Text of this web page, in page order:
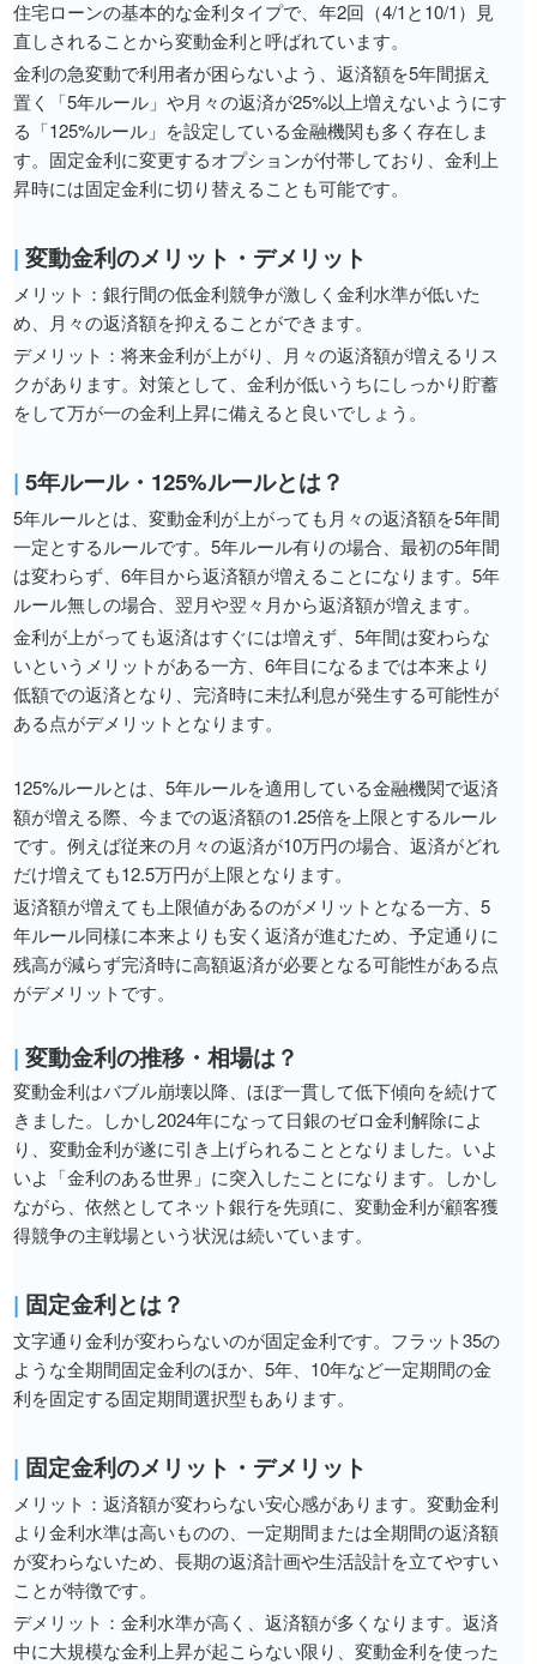
住宅ローンの基本的な金利タイプで、年2回（4/1と10/1）見
直しされることから変動金利と呼ばれています。
金利の急変動で利用者が困らないよう、返済額を5年間据え
置く「5年ルール」や月々の返済が25%以上増えないようにす
る「125%ルール」を設定している金融機関も多く存在しま
す。固定金利に変更するオプションが付帯しており、金利上
昇時には固定金利に切り替えることも可能です。
| 変動金利のメリット・デメリット
メリット：銀行間の低金利競争が激しく金利水準が低いた
め、月々の返済額を抑えることができます。
デメリット：将来金利が上がり、月々の返済額が増えるリス
クがあります。対策として、金利が低いうちにしっかり貯蓄
をして万が一の金利上昇に備えると良いでしょう。
| 5年ルール・125%ルールとは？
5年ルールとは、変動金利が上がっても月々の返済額を5年間
一定とするルールです。5年ルール有りの場合、最初の5年間
は変わらず、6年目から返済額が増えることになります。5年
ルール無しの場合、翌月や翌々月から返済額が増えます。
金利が上がっても返済はすぐには増えず、5年間は変わらな
いというメリットがある一方、6年目になるまでは本来より
低額での返済となり、完済時に未払利息が発生する可能性が
ある点がデメリットとなります。
125%ルールとは、5年ルールを適用している金融機関で返済
額が増える際、今までの返済額の1.25倍を上限とするルール
です。例えば従来の月々の返済が10万円の場合、返済がどれ
だけ増えても12.5万円が上限となります。
返済額が増えても上限値があるのがメリットとなる一方、5
年ルール同様に本来よりも安く返済が進むため、予定通りに
残高が減らず完済時に高額返済が必要となる可能性がある点
がデメリットです。
| 変動金利の推移・相場は？
変動金利はバブル崩壊以降、ほぼ一貫して低下傾向を続けて
きました。しかし2024年になって日銀のゼロ金利解除によ
り、変動金利が遂に引き上げられることとなりました。いよ
いよ「金利のある世界」に突入したことになります。しかし
ながら、依然としてネット銀行を先頭に、変動金利が顧客獲
得競争の主戦場という状況は続いています。
| 固定金利とは？
文字通り金利が変わらないのが固定金利です。フラット35の
ような全期間固定金利のほか、5年、10年など一定期間の金
利を固定する固定期間選択型もあります。
| 固定金利のメリット・デメリット
メリット：返済額が変わらない安心感があります。変動金利
より金利水準は高いものの、一定期間または全期間の返済額
が変わらないため、長期の返済計画や生活設計を立てやすい
ことが特徴です。
デメリット：金利水準が高く、返済額が多くなります。返済
中に大規模な金利上昇が起こらない限り、変動金利を使った